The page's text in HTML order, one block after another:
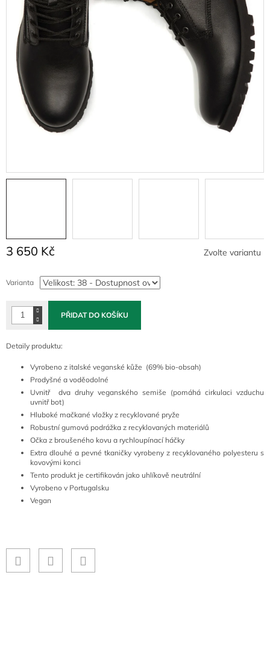
3 650 Kč
cena:
Zvolte variantu
Varianta
PŘIDAT DO KOŠÍKU
Detaily produktu:
Vyrobeno z italské veganské kůže (69% bio-obsah)
Prodyšné a voděodolné
Uvnitř dva druhy veganského semiše (pomáhá cirkulaci vzduchu
uvnitř bot)
Hluboké mačkané vložky z recyklované pryže
Robustní gumová podrážka z recyklovaných materiálů
Očka z broušeného kovu a rychloupínací háčky
Extra dlouhé a pevné tkaničky vyrobeny z recyklovaného polyesteru s
kovovými konci
Tento produkt je certifikován jako uhlíkově neutrální
Vyrobeno v Portugalsku
Vegan